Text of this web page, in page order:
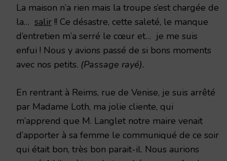
La maison n’a rien mais la troupe s’est chargée de
la… salir !! Ce désastre, cette saleté, le manque
d’entretien m’a serré le cœur et… je me suis
enfui ! Nous y avions passé de si bons moments
avec nos petits. (Passage rayé).
En rentrant à Reims, rue de Venise, je suis arrêté
par Madame Loth, ma jolie cliente, qui
m’apprend que M. Langlet notre maire venait
d’apporter à sa femme le communiqué de ce soir
qui était bon, très bon parait-il. Nous aurions